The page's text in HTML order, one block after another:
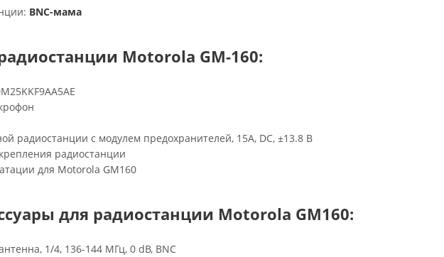
BNC-мама
Motorola GM-160:
радиостанции с модулем предохранителей, 15А, DC, ±13.8 В
радиостанции
для Motorola GM160
для радиостанции Motorola GM160:
1/4, 136-144 МГц, 0 dB, BNC